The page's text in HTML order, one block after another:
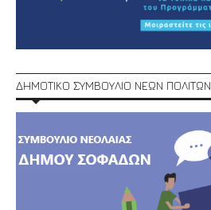
ΔΗΜΟΤΙΚΟ ΣΥΜΒΟΥΛΙΟ ΝΕΩΝ ΠΟΛΙΤΩΝ